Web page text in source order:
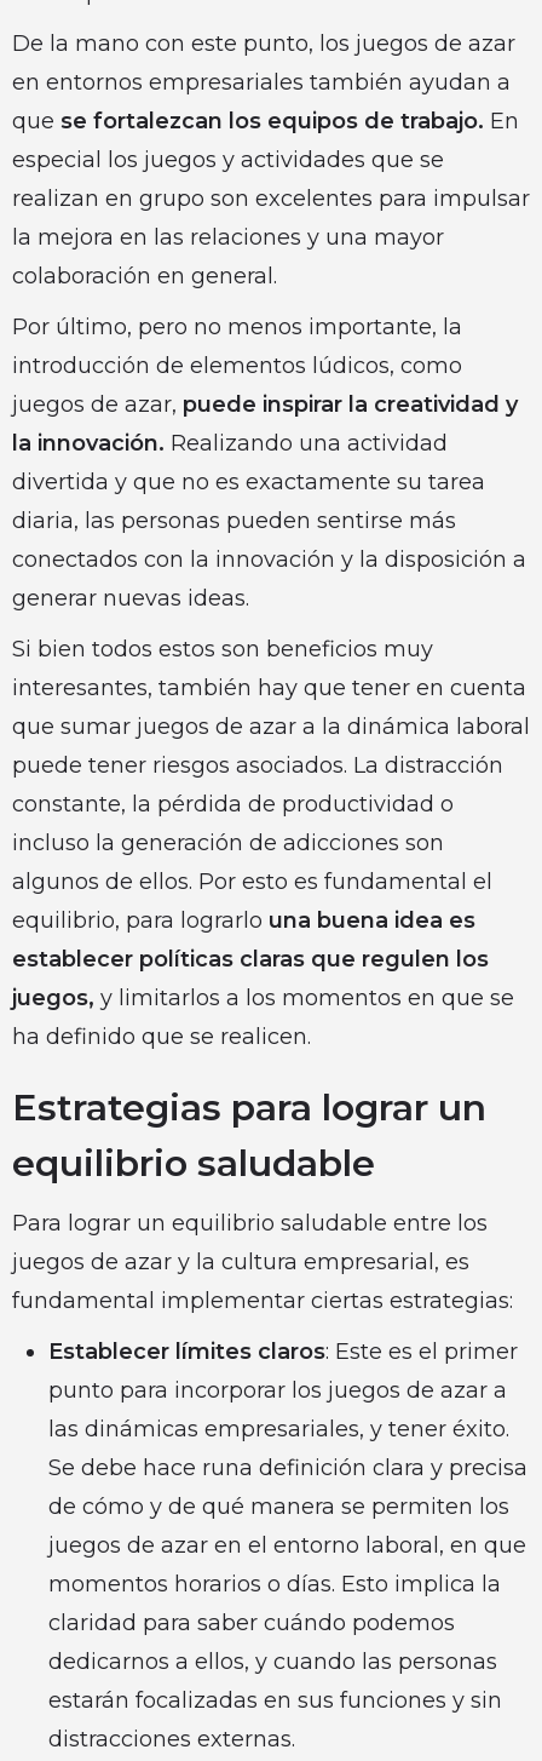
De la mano con este punto, los juegos de azar
en entornos empresariales también ayudan a
que se fortalezcan los equipos de trabajo. En
especial los juegos y actividades que se
realizan en grupo son excelentes para impulsar
la mejora en las relaciones y una mayor
colaboración en general.
Por último, pero no menos importante, la
introducción de elementos lúdicos, como
juegos de azar, puede inspirar la creatividad y
la innovación. Realizando una actividad
divertida y que no es exactamente su tarea
diaria, las personas pueden sentirse más
conectados con la innovación y la disposición a
generar nuevas ideas.
Si bien todos estos son beneficios muy
interesantes, también hay que tener en cuenta
que sumar juegos de azar a la dinámica laboral
puede tener riesgos asociados. La distracción
constante, la pérdida de productividad o
incluso la generación de adicciones son
algunos de ellos. Por esto es fundamental el
equilibrio, para lograrlo una buena idea es
establecer políticas claras que regulen los
juegos, y limitarlos a los momentos en que se
ha definido que se realicen.
Estrategias para lograr un
equilibrio saludable
Para lograr un equilibrio saludable entre los
juegos de azar y la cultura empresarial, es
fundamental implementar ciertas estrategias:
Establecer límites claros: Este es el primer
punto para incorporar los juegos de azar a
las dinámicas empresariales, y tener éxito.
Se debe hace runa definición clara y precisa
de cómo y de qué manera se permiten los
juegos de azar en el entorno laboral, en que
momentos horarios o días. Esto implica la
claridad para saber cuándo podemos
dedicarnos a ellos, y cuando las personas
estarán focalizadas en sus funciones y sin
distracciones externas.